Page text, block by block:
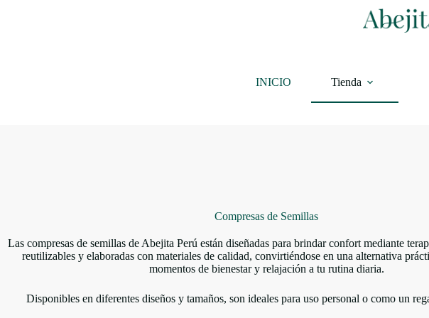
INICIO Tienda
Compresas de Semillas
Las compresas de semillas de Abejita Perú están diseñadas para brindar confort mediante
reutilizables y elaboradas con materiales de calidad, convirtiéndose en una alternativa
momentos de bienestar y relajación a tu rutina diaria.
Disponibles en diferentes diseños y tamaños, son ideales para uso personal o como un